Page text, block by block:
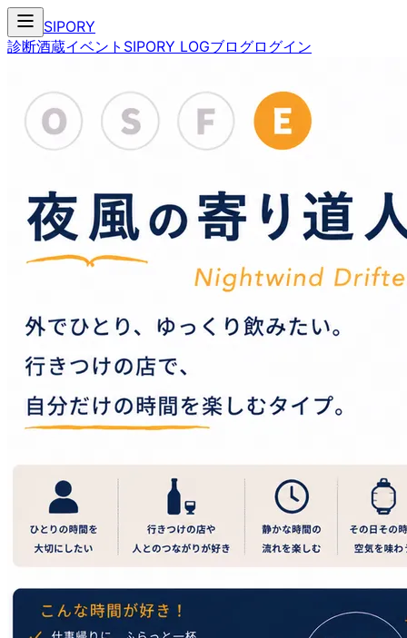
SIPORY
診断酒蔵イベント SIPORY LOGブログログイン